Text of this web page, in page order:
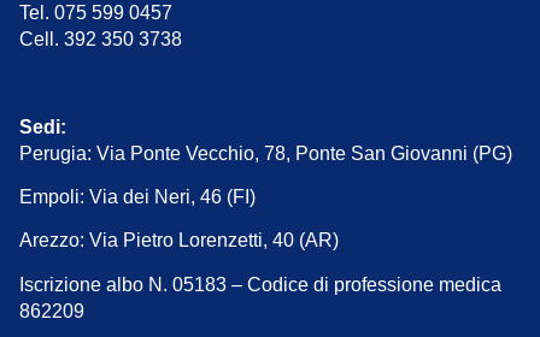
Tel. 075 599 0457
Cell. 392 350 3738
Sedi:
Perugia: Via Ponte Vecchio, 78, Ponte San Giovanni (PG)
Empoli: Via dei Neri, 46 (FI)
Arezzo: Via Pietro Lorenzetti, 40 (AR)
Iscrizione albo N. 05183 – Codice di professione medica
862209